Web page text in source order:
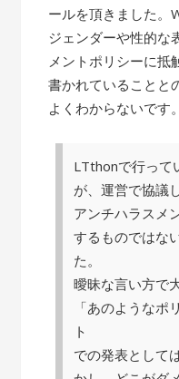
ールを頂きました。
ジェンダーや性的な
メントポリシーに抵
書かれていることと
よくわからないです。
LTthonで行って
が、運営で協議
アンチハラスメ
するものではな
た。
曖昧な言い方で
「あのようなポ
ト
での発表として